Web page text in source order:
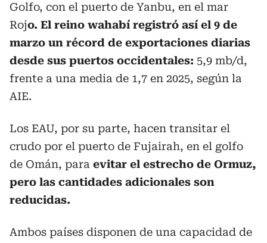
Golfo, con el puerto de Yanbu, en el mar
Rojo. El reino wahabí registró así el 9 de
marzo un récord de exportaciones diarias
desde sus puertos occidentales: 5,9 mb/d,
frente a una media de 1,7 en 2025, según la
AIE.
Los EAU, por su parte, hacen transitar el
crudo por el puerto de Fujairah, en el golfo
de Omán, para evitar el estrecho de Ormuz,
pero las cantidades adicionales son
reducidas.
Ambos países disponen de una capacidad de